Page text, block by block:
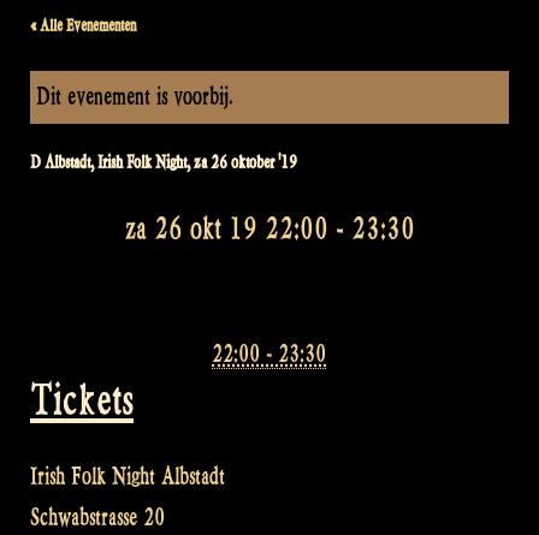
« Alle Evenementen
Dit evenement is voorbij.
D Albstadt, Irish Folk Night, za 26 oktober '19
za 26 okt 19 22:00 - 23:30
Tickets
22:00 - 23:30
Irish Folk Night Albstadt
Schwabstrasse 20